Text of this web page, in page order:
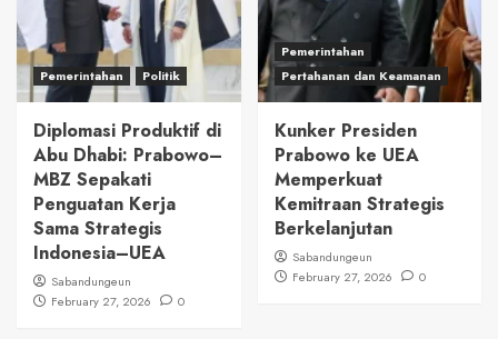
Pemerintahan Politik
Diplomasi Produktif di
Abu Dhabi: Prabowo–
MBZ Sepakati
Penguatan Kerja
Sama Strategis
Indonesia–UEA
Sabandungeun
February 27, 2026
0
Pemerintahan
Pertahanan dan Keamanan
Kunker Presiden
Prabowo ke UEA
Memperkuat
Kemitraan Strategis
Berkelanjutan
Sabandungeun
February 27, 2026
0